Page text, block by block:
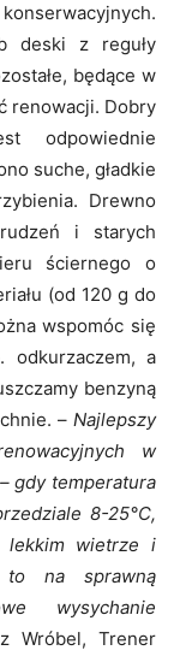
deski z reguły
będące w
renowacji. Dobry
odpowiednie
suche, gładkie
Drewno
i starych
ściernego o
(od 120 g do
wspomóc się
odkurzaczem, a
benzyną
– Najlepszy
w
gdy temperatura
8-25°C,
lekkim wietrze i
to na sprawną
wysychanie
Wróbel, Trener